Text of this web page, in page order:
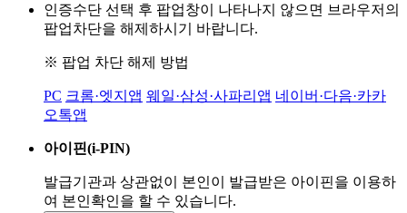
인증수단 선택 후 팝업창이 나타나지 않으면 브라우저의
팝업차단을 해제하시기 바랍니다.
※ 팝업 차단 해제 방법
PC 크롬·엣지앱 웨일·삼성·사파리앱 네이버·다음·카카
오톡앱
아이핀(i-PIN)
발급기관과 상관없이 본인이 발급받은 아이핀을 이용하
여 본인확인을 할 수 있습니다.